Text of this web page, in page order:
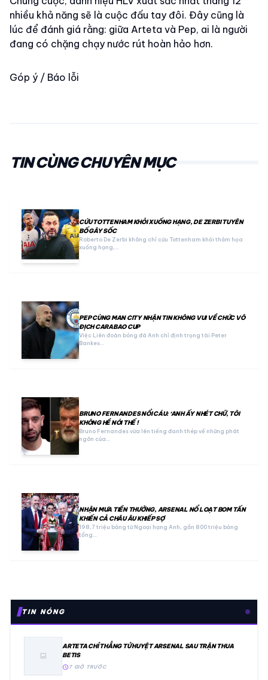
nhiều khả năng sẽ là cuộc đấu tay đôi. Đây cũng là
lúc để đánh giá rằng: giữa Arteta và Pep, ai là người
đang có chặng chạy nước rút hoàn hảo hơn.
Góp ý / Báo lỗi
TIN CÙNG CHUYÊN MỤC
CỨU TOTTENHAM KHỎI XUỐNG HẠNG, DE ZERBI TUYÊN
BỐ GÂY SỐC
Roberto De Zerbi không chỉ cứu Tottenham khỏi thảm họa
xuống hạng,…
PEP CÙNG MAN CITY NHẬN TIN KHÔNG VUI VỀ CHỨC VÔ
ĐỊCH CARABAO CUP
Việc Liên đoàn bóng đá Anh chỉ định trọng tài Peter
Bankes…
BRUNO FERNANDES NỔI CÁU: ‘ANH ẤY NHÉT CHỮ, TÔI
KHÔNG HỀ NÓI THẾ !
Bruno Fernandes vừa lên tiếng đanh thép về những phát
ngôn của…
NHẬN MƯA TIỀN THƯỞNG, ARSENAL NỔ LOẠT BOM TẤN
KHIẾN CẢ CHÂU ÂU KHIẾP SỢ
198,7 triệu bảng từ Ngoại hạng Anh, gần 800 triệu bảng
tổng…
TIN NÓNG
image
ARTETA CHỈ THẲNG TỬ HUYỆT ARSENAL SAU TRẬN THUA
BETIS
schedule7 GIỜ TRƯỚC